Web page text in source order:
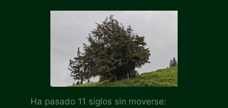
Ha pasado 11 siglos sin moverse: